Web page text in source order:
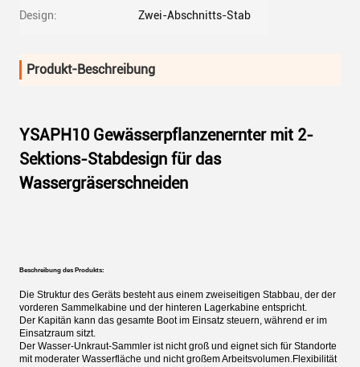
Design: Zwei-Abschnitts-Stab
Produkt-Beschreibung
YSAPH10 Gewässerpflanzenernter mit 2-
Sektions-Stabdesign für das
Wassergräserschneiden
Beschreibung des Produkts:
Die Struktur des Geräts besteht aus einem zweiseitigen Stabbau, der der
vorderen Sammelkabine und der hinteren Lagerkabine entspricht.
Der Kapitän kann das gesamte Boot im Einsatz steuern, während er im
Einsatzraum sitzt.
Der Wasser-Unkraut-Sammler ist nicht groß und eignet sich für Standorte
mit moderater Wasserfläche und nicht großem Arbeitsvolumen.Flexibilität